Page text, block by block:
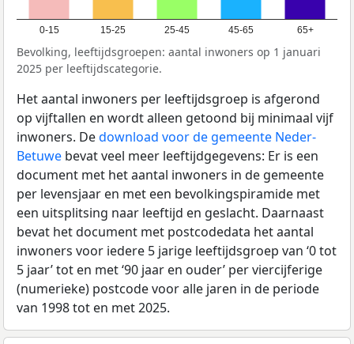
0-15 15-25 25-45 45-65 65+
Bevolking, leeftijdsgroepen: aantal inwoners op 1 januari
2025 per leeftijdscategorie.
Het aantal inwoners per leeftijdsgroep is afgerond
op vijftallen en wordt alleen getoond bij minimaal vijf
inwoners. Dedownload voor de gemeente Neder-
Betuwe bevat veel meer leeftijdgegevens: Er is een
document met het aantal inwoners in de gemeente
per levensjaar en met een bevolkingspiramide met
een uitsplitsing naar leeftijd en geslacht. Daarnaast
bevat het document met postcodedata het aantal
inwoners voor iedere 5 jarige leeftijdsgroep van ‘0 tot
5 jaar’ tot en met ‘90 jaar en ouder’ per viercijferige
(numerieke) postcode voor alle jaren in de periode
van 1998 tot en met 2025.